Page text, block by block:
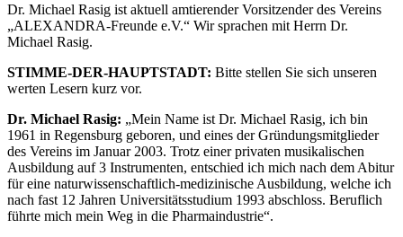
Dr. Michael Rasig ist aktuell amtierender Vorsitzender des Vereins
„ALEXANDRA-Freunde e.V.“ Wir sprachen mit Herrn Dr.
Michael Rasig.
STIMME-DER-HAUPTSTADT: Bitte stellen Sie sich unseren
werten Lesern kurz vor.
Dr. Michael Rasig: „Mein Name ist Dr. Michael Rasig, ich bin
1961 in Regensburg geboren, und eines der Gründungsmitglieder
des Vereins im Januar 2003. Trotz einer privaten musikalischen
Ausbildung auf 3 Instrumenten, entschied ich mich nach dem Abitur
für eine naturwissenschaftlich-medizinische Ausbildung, welche ich
nach fast 12 Jahren Universitätsstudium 1993 abschloss. Beruflich
führte mich mein Weg in die Pharmaindustrie“.